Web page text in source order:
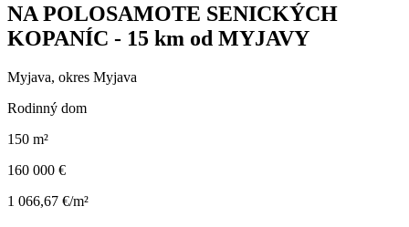
NA POLOSAMOTE SENICKÝCH
KOPANÍC - 15 km od MYJAVY
Myjava, okres Myjava
Rodinný dom
150 m²
160 000 €
1 066,67 €/m²